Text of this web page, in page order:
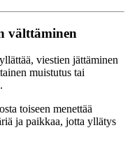
välttäminen
viestien jättäminen
muistutus tai
toiseen menettää
ja paikkaa, jotta yllätys